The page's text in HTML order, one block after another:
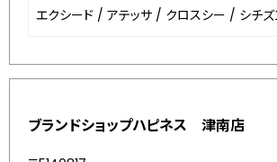
エクシード / アテッサ / クロスシー / シチズ
ブランドショップハピネス 津南店